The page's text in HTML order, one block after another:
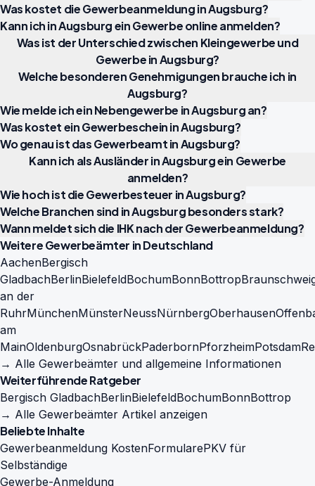
Was kostet die Gewerbeanmeldung in Augsburg?
Kann ich in Augsburg ein Gewerbe online anmelden?
Was ist der Unterschied zwischen Kleingewerbe und
Gewerbe in Augsburg?
Welche besonderen Genehmigungen brauche ich in
Augsburg?
Wie melde ich ein Nebengewerbe in Augsburg an?
Was kostet ein Gewerbeschein in Augsburg?
Wo genau ist das Gewerbeamt in Augsburg?
Kann ich als Ausländer in Augsburg ein Gewerbe
anmelden?
Wie hoch ist die Gewerbesteuer in Augsburg?
Welche Branchen sind in Augsburg besonders stark?
Wann meldet sich die IHK nach der Gewerbeanmeldung?
Weitere Gewerbeämter in Deutschland
AachenBergisch
GladbachBerlinBielefeldBochumBonnBottrop
an der
RuhrMünchenMünsterNeussNürnbergOberhausen
am
MainOldenburgOsnabrückPaderbornPforzheimPotsdam
→ Alle Gewerbeämter und allgemeine Informationen
Weiterführende Ratgeber
Bergisch GladbachBerlinBielefeldBochumBonnBottrop
→ Alle Gewerbeämter Artikel anzeigen
Beliebte Inhalte
Gewerbeanmeldung KostenFormularePKV für
Selbständige
Gewerbe-Anmeldung